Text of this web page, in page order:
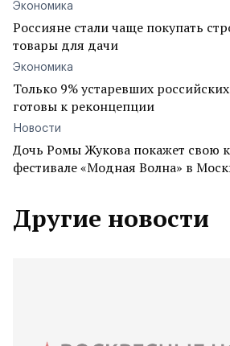
Экономика
Россияне стали чаще покупать
товары для дачи
Экономика
Только 9% устаревших
готовы к реконцепции
Новости
Дочь Ромы Жукова покажет свою
фестивале «Модная Волна» в
Другие новости